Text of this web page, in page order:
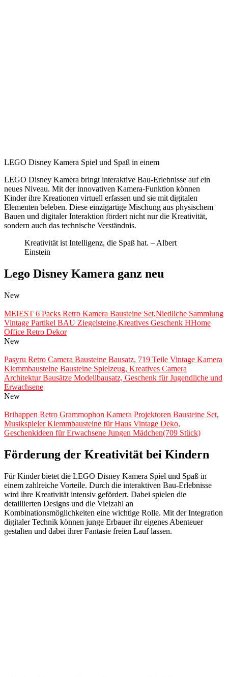
LEGO Disney Kamera Spiel und Spaß in einem
LEGO Disney Kamera bringt interaktive Bau-Erlebnisse auf ein
neues Niveau. Mit der innovativen Kamera-Funktion können
Kinder ihre Kreationen virtuell erfassen und sie mit digitalen
Elementen beleben. Diese einzigartige Mischung aus physischem
Bauen und digitaler Interaktion fördert nicht nur die Kreativität,
sondern auch das technische Verständnis.
Kreativität ist Intelligenz, die Spaß hat. – Albert
Einstein
Lego Disney Kamera ganz neu
New
MEIEST 6 Packs Retro Kamera Bausteine Set,Niedliche Sammlung
Vintage Partikel BAU Ziegelsteine,Kreatives Geschenk HHome
Office Retro Dekor
New
Pasyru Retro Camera Bausteine Bausatz, 719 Teile Vintage Kamera
Klemmbausteine Bausteine Spielzeug, Kreatives Camera
Architektur Bausätze Modellbausatz, Geschenk für Jugendliche und
Erwachsene
New
Brihappen Retro Grammophon Kamera Projektoren Bausteine Set,
Musikspieler Klemmbausteine für Haus Vintage Deko,
Geschenkideen für Erwachsene Jungen Mädchen(709 Stück)
Förderung der Kreativität bei Kindern
Für Kinder bietet die LEGO Disney Kamera Spiel und Spaß in
einem zahlreiche Vorteile. Durch die interaktiven Bau-Erlebnisse
wird ihre Kreativität intensiv gefördert. Dabei spielen die
detaillierten Designs und die Vielzahl an
Kombinationsmöglichkeiten eine wichtige Rolle. Mit der Integration
digitaler Technik können junge Erbauer ihr eigenes Abenteuer
gestalten und dabei ihrer Fantasie freien Lauf lassen.